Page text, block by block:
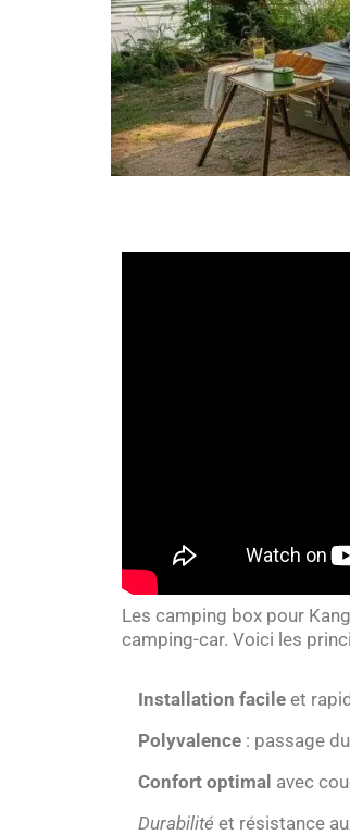
Les camping box pour
camping-car. Voici les
Installation facile et
Polyvalence : passage
Confort optimal avec
Durabilité et résistance